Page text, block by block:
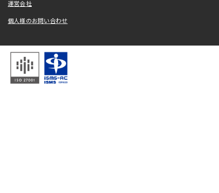
運営会社
個人様のお問い合わせ